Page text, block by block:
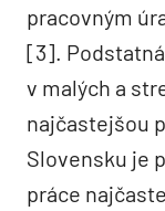
pracovným
[3].
v malých a
najčastejšou
Slovensku je
práce